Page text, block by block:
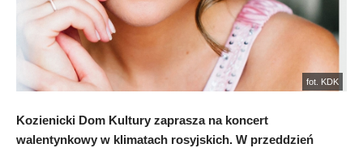
fot. KDK
Kozienicki Dom Kultury zaprasza na koncert
walentynkowy w klimatach rosyjskich. W przeddzień